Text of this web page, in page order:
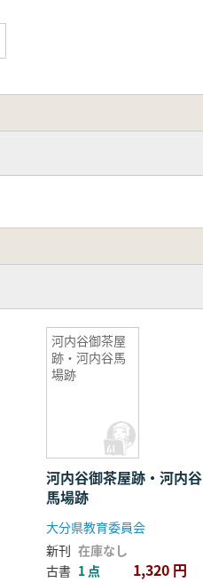
河内谷御茶屋
跡・河内谷馬
場跡
河内谷御茶屋跡・河内谷
馬場跡
大分県教育委員会
新刊 在庫なし
古書 1 点 1,320 円